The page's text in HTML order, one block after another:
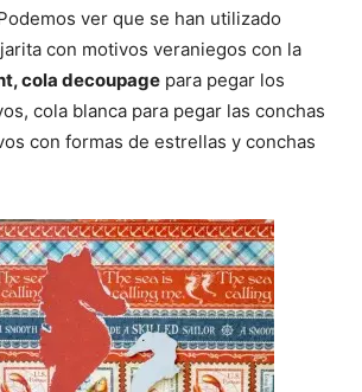
ver que se han utilizado
con motivos veraniegos con la
cola decoupage para pegar los
cola blanca para pegar las conchas
con formas de estrellas y conchas